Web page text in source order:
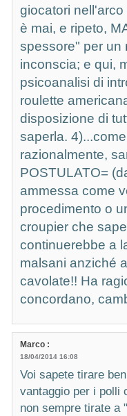
giocatori
è mai, e ripeto,
spessore" per un
inconscia; e qui,
psicoanalisi di
roulette
disposizione di
saperla.
razionalmente,
POSTULATO=
ammessa come
procedimento o
croupier che
continuerebbe a
malsani anziché
cavolate!! Ha
concordano,
Marco :
18/04/2014 16:08
Voi sapete tirare
vantaggio per i polli
non sempre tirate a